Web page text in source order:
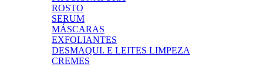
ROSTO
SERUM
MÁSCARAS
EXFOLIANTES
DESMAQUI. E LEITES LIMPEZA
CREMES